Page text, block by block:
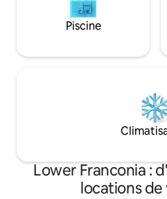
Piscine
Lower Franconia :
locations de